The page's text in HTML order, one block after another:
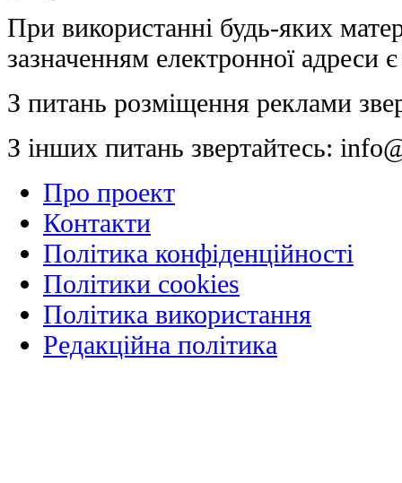
При використанні будь-яких
зазначенням електронної адреси
З питань розміщення реклами
З інших питань звертайтесь:
Про проект
Контакти
Політика конфіденційності
Політики cookies
Політика використання
Редакційна політика